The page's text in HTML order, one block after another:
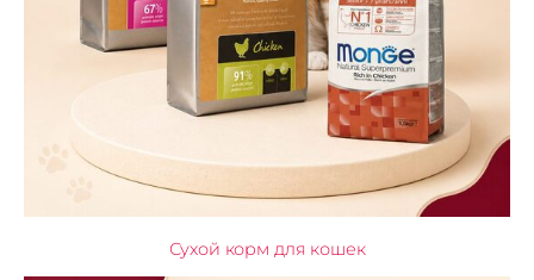
Сухой корм для кошек